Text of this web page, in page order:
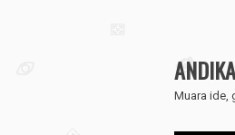
Muara ide,